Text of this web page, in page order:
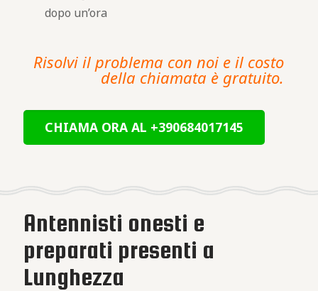
dopo un’ora
Risolvi il problema con noi e il costo
della chiamata è gratuito.
CHIAMA ORA AL +390684017145
Antennisti onesti e
preparati presenti a
Lunghezza